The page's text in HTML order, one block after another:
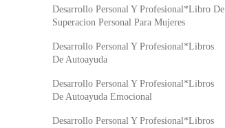
Desarrollo Personal Y Profesional*Libro De
Superacion Personal Para Mujeres
Desarrollo Personal Y Profesional*Libros
De Autoayuda
Desarrollo Personal Y Profesional*Libros
De Autoayuda Emocional
Desarrollo Personal Y Profesional*Libros